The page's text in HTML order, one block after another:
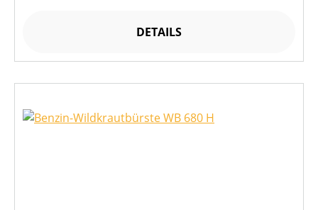
DETAILS